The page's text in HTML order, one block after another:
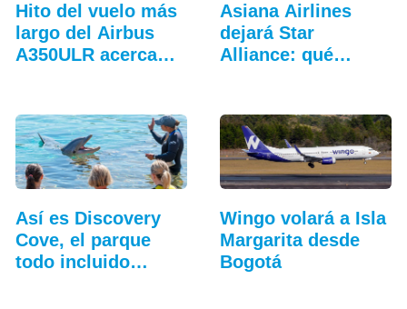
Hito del vuelo más
largo del Airbus
A350ULR acerca…
Asiana Airlines
dejará Star
Alliance: qué
Así es Discovery
Cove, el parque
todo incluido
Wingo volará a Isla
Margarita desde
Bogotá